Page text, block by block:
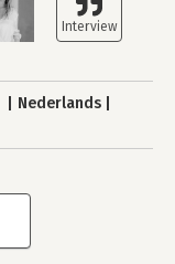
Nederlands